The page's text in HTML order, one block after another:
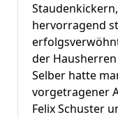
hervorragend
der
Selber hatte
vorgetragener
Felix Schuster